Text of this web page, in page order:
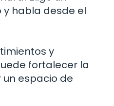
habla desde el
y
fortalecer la
espacio de